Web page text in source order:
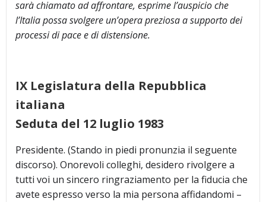
sarà chiamato ad affrontare, esprime l’auspicio che
l’Italia possa svolgere un’opera preziosa a supporto dei
processi di pace e di distensione.
IX Legislatura della Repubblica
italiana
Seduta del 12 luglio 1983
Presidente. (Stando in piedi pronunzia il seguente
discorso). Onorevoli colleghi, desidero rivolgere a
tutti voi un sincero ringraziamento per la fiducia che
avete espresso verso la mia persona affidandomi –